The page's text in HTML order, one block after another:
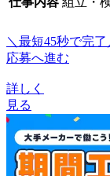
＼最短45秒で完了
応募へ進む
詳しく
見る